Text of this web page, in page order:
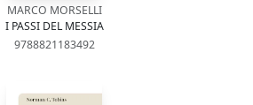
MARCO MORSELLI
I PASSI DEL MESSIA
9788821183492